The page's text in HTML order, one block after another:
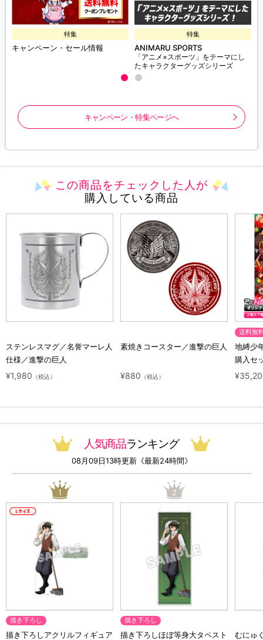
特集
キャンペーン・セール情報
特集
ANIMARU SPORTS
「アニメ×スポーツ」をテーマにし
たキャラクターグッズシリーズ
キャンペーン・特集ページへ
この商品をチェックした人が
購入している商品
ステンレスマグ／名誉マーレ人
仕様／進撃の巨人
¥1,980 （税込）
素焼きコースター／進撃の巨人
¥880 （税込）
送料無
地縛少
購入セ
ジナル
人気商品ランキング
08月09日13時更新《最新24時間》
1
描き下ろし
描き下ろしアクリルフィギュア
2
描き下ろし
描き下ろしほぼ等身大タペスト
むにゅ